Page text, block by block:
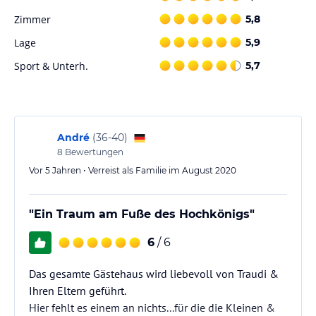
Dusche und WC sind getrennt in 2 Räumen.
Bettwäsche ist vorhanden, Handtücher bitte mitbringen.
Ganzjährig versorgt Sie unser Bäcker werktags mit frischem Brot
Sport und Unterhaltung
Das Skigebiet Hochkeil erreichen Sie direkt vom Haus, der
Grießfeldlift, unser Hauslift ist ca. 50 Meter oberhalb. Ski- und
Wanderbushaltestelle ca. 100 Meter unterhalb, so erreichen Sie
bequem das Skigebiet Hochkönig.
Im Sommer steht ein Pool zur Verfügung, und zahlreiche
Wandermöglichkeiten erwarten Sie rund um das Haus.
Sonstige Einrichtungen und Services
Zimmer 5,8
Lage 5,9
Sport & Unterh. 5,7
André (36-40)
8 Bewertungen
Vor 5 Jahren • Verreist als Familie im August 2020
"Ein Traum am Fuße des Hochkönigs"
6 / 6
Das gesamte Gästehaus wird liebevoll von Traudi &
Ihren Eltern geführt.
Hier fehlt es einem an nichts...für die die Kleinen &